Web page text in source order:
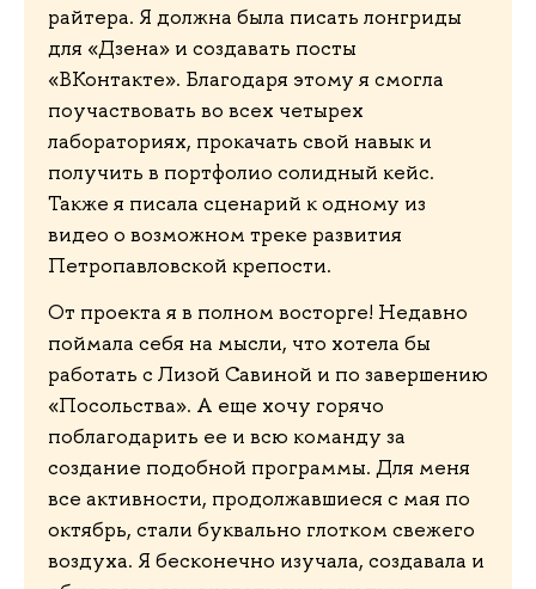
райтера. Я должна была писать лонгриды
для «Дзена» и создавать посты
«ВКонтакте». Благодаря этому я смогла
поучаствовать во всех четырех
лабораториях, прокачать свой навык и
получить в портфолио солидный кейс.
Также я писала сценарий к одному из
видео о возможном треке развития
Петропавловской крепости.
От проекта я в полном восторге! Недавно
поймала себя на мысли, что хотела бы
работать с Лизой Савиной и по завершению
«Посольства». А еще хочу горячо
поблагодарить ее и всю команду за
создание подобной программы. Для меня
все активности, продолжавшиеся с мая по
октябрь, стали буквально глотком свежего
воздуха. Я бесконечно изучала, создавала и